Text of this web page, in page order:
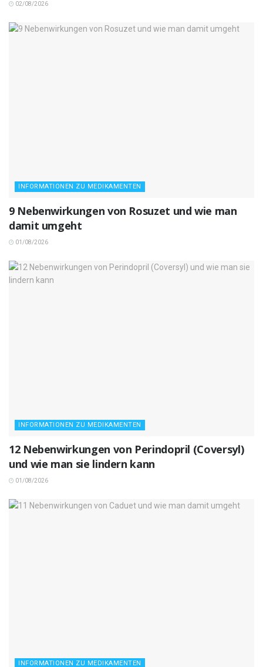
02/08/2026
INFORMATIONEN ZU MEDIKAMENTEN
9 Nebenwirkungen von Rosuzet und wie man
damit umgeht
01/08/2026
INFORMATIONEN ZU MEDIKAMENTEN
12 Nebenwirkungen von Perindopril (Coversyl)
und wie man sie lindern kann
01/08/2026
INFORMATIONEN ZU MEDIKAMENTEN